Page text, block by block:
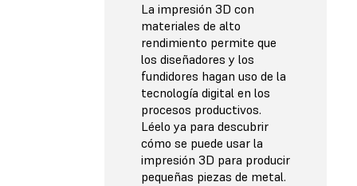
La impresión 3D con
materiales de alto
rendimiento permite que
los diseñadores y los
fundidores hagan uso de la
tecnología digital en los
procesos productivos.
Léelo ya para descubrir
cómo se puede usar la
impresión 3D para producir
pequeñas piezas de metal.